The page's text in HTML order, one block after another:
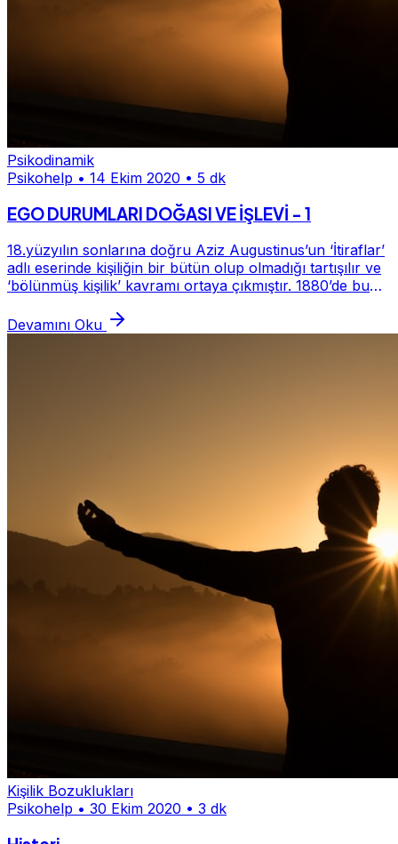
Psikodinamik
Psikohelp • 14 Ekim 2020 • 5 dk
EGO DURUMLARI DOĞASI VE İŞLEVİ - 1
18.yüzyılın sonlarına doğru Aziz Augustinus’un ‘İtiraflar’
adlı eserinde kişiliğin bir bütün olup olmadığı tartışılır ve
‘bölünmüş kişilik’ kavramı ortaya çıkmıştır. 1880’de bu
Devamını Oku
Kişilik Bozuklukları
Psikohelp • 30 Ekim 2020 • 3 dk